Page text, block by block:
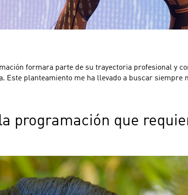
formara parte de su trayectoria profesional y
planteamiento me ha llevado a buscar siempre
programación que